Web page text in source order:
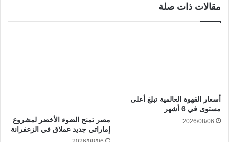
مقالات ذات صلة
أسعار القهوة العالمية تبلغ أعلى
مستوى في 6 أشهر
2026/08/06
مصر تمنح الضوء الأخضر لمشروع
إماراتي جديد عملاق في الزعفرانة